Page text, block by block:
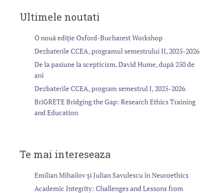
Ultimele noutati
O nouă ediție Oxford-Bucharest Workshop
Dezbaterile CCEA, programul semestrului II, 2025-2026
De la pasiune la scepticism. David Hume, după 250 de
ani
Dezbaterile CCEA, program semestrul I, 2025-2026
BriGRETE Bridging the Gap: Research Ethics Training
and Education
Te mai intereseaza
Emilian Mihailov și Julian Savulescu în Neuroethics
Academic Integrity: Challenges and Lessons from